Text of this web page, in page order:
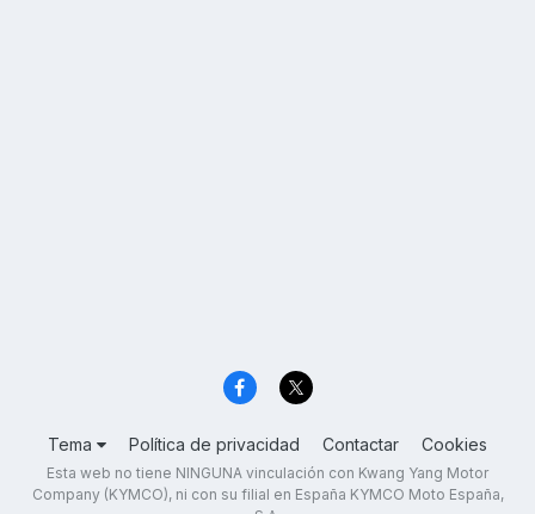
Tema Política de privacidad Contactar Cookies
Esta web no tiene NINGUNA vinculación con Kwang Yang Motor
Company (KYMCO), ni con su filial en España KYMCO Moto España,